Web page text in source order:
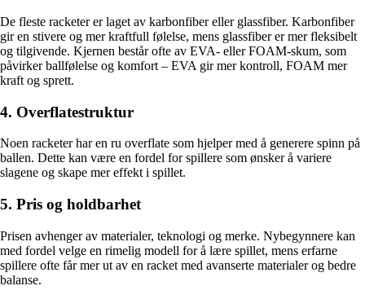
De fleste racketer er laget av karbonfiber eller glassfiber. Karbonfiber
gir en stivere og mer kraftfull følelse, mens glassfiber er mer fleksibelt
og tilgivende. Kjernen består ofte av EVA- eller FOAM-skum, som
påvirker ballfølelse og komfort – EVA gir mer kontroll, FOAM mer
kraft og sprett.
4. Overflatestruktur
Noen racketer har en ru overflate som hjelper med å generere spinn på
ballen. Dette kan være en fordel for spillere som ønsker å variere
slagene og skape mer effekt i spillet.
5. Pris og holdbarhet
Prisen avhenger av materialer, teknologi og merke. Nybegynnere kan
med fordel velge en rimelig modell for å lære spillet, mens erfarne
spillere ofte får mer ut av en racket med avanserte materialer og bedre
balanse.